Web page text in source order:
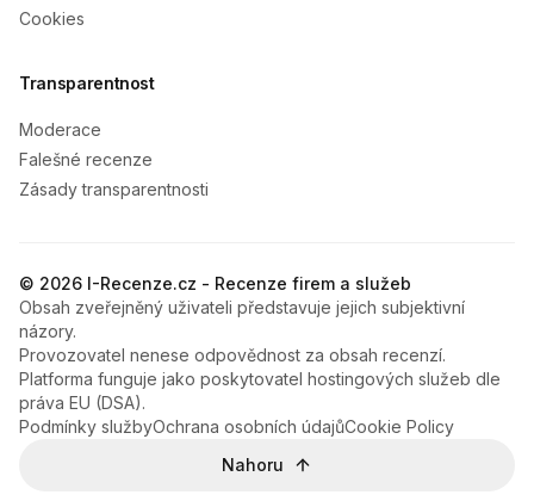
Cookies
Transparentnost
Moderace
Falešné recenze
Zásady transparentnosti
© 2026 I-Recenze.cz - Recenze firem a služeb
Obsah zveřejněný uživateli představuje jejich subjektivní
názory.
Provozovatel nenese odpovědnost za obsah recenzí.
Platforma funguje jako poskytovatel hostingových služeb dle
práva EU (DSA).
Podmínky službyOchrana osobních údajůCookie Policy
Nahoru